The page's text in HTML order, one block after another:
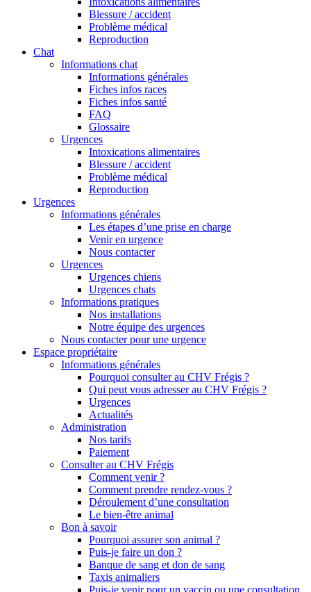
Blessure / accident
Problème médical
Reproduction
Chat
Informations chat
Informations générales
Fiches infos races
Fiches infos santé
FAQ
Glossaire
Urgences
Intoxications alimentaires
Blessure / accident
Problème médical
Reproduction
Urgences
Informations générales
Les étapes d’une prise en charge
Venir en urgence
Nous contacter
Urgences
Urgences chiens
Urgences chats
Informations pratiques
Nos installations
Notre équipe des urgences
Nous contacter pour une urgence
Espace propriétaire
Informations générales
Pourquoi consulter au CHV Frégis ?
Qui peut vous adresser au CHV Frégis ?
Urgences
Actualités
Administration
Nos tarifs
Paiement
Consulter au CHV Frégis
Comment venir ?
Comment prendre rendez-vous ?
Déroulement d’une consultation
Le bien-être animal
Bon à savoir
Pourquoi assurer son animal ?
Puis-je faire un don ?
Banque de sang et don de sang
Taxis animaliers
Puis-je venir pour un vaccin ou une consultation